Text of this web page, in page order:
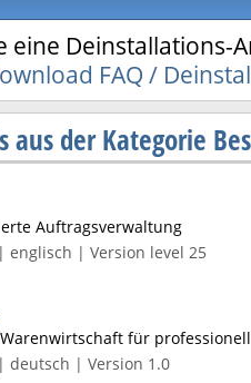
eine Deinstallations-
FAQ /
aus der Kategorie
Auftragsverwaltung
englisch | Version level 25
für
deutsch | Version 1.0